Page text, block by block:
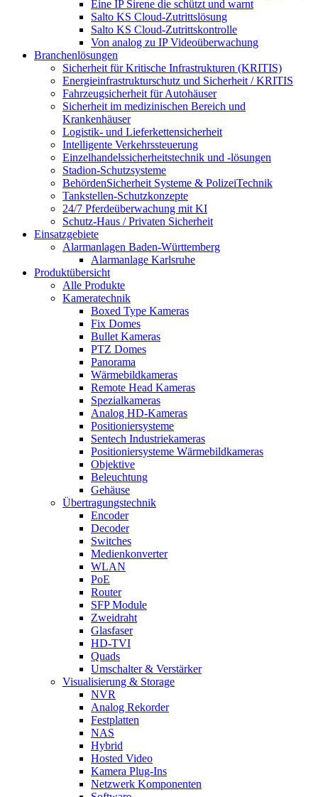
Eine IP Sirene die schützt und warnt
Salto KS Cloud-Zutrittslösung
Salto KS Cloud-Zutrittskontrolle
Von analog zu IP Videoüberwachung
Branchenlösungen
Sicherheit für Kritische Infrastrukturen (KRITIS)
Energieinfrastrukturschutz und Sicherheit / KRITIS
Fahrzeugsicherheit für Autohäuser
Sicherheit im medizinischen Bereich und
Krankenhäuser
Logistik- und Lieferkettensicherheit
Intelligente Verkehrssteuerung
Einzelhandelssicherheitstechnik und -lösungen
Stadion-Schutzsysteme
BehördenSicherheit Systeme & PolizeiTechnik
Tankstellen-Schutzkonzepte​
24/7 Pferdeüberwachung mit KI
Schutz-Haus / Privaten Sicherheit
Einsatzgebiete
Alarmanlagen Baden-Württemberg
Alarmanlage Karlsruhe
Produktübersicht
Alle Produkte
Kameratechnik
Boxed Type Kameras
Fix Domes
Bullet Kameras
PTZ Domes
Panorama
Wärmebildkameras
Remote Head Kameras
Spezialkameras
Analog HD-Kameras
Positioniersysteme
Sentech Industriekameras
Positioniersysteme Wärmebildkameras
Objektive
Beleuchtung
Gehäuse
Übertragungstechnik
Encoder
Decoder
Switches
Medienkonverter
WLAN
PoE
Router
SFP Module
Zweidraht
Glasfaser
HD-TVI
Quads
Umschalter & Verstärker
Visualisierung & Storage
NVR
Analog Rekorder
Festplatten
NAS
Hybrid
Hosted Video
Kamera Plug-Ins
Netzwerk Komponenten